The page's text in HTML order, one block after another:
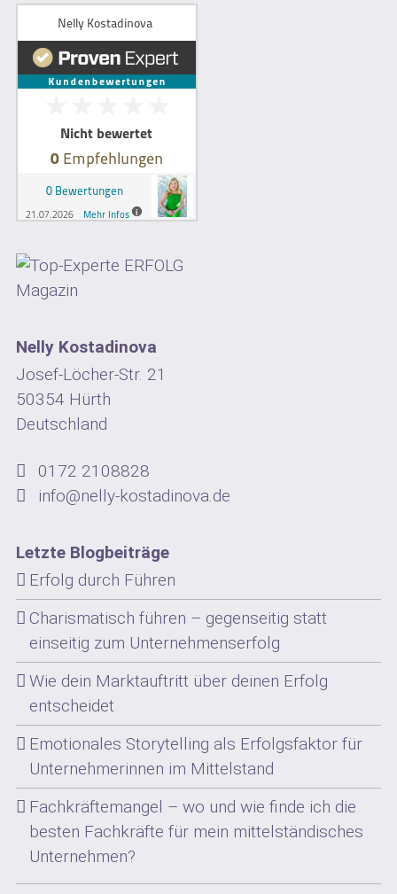
Nelly Kostadinova
Josef-Löcher-Str. 21
50354 Hürth
Deutschland
0172 2108828
info@nelly-kostadinova.de
Letzte Blogbeiträge
Erfolg durch Führen
Charismatisch führen – gegenseitig statt
einseitig zum Unternehmenserfolg
Wie dein Marktauftritt über deinen Erfolg
entscheidet
Emotionales Storytelling als Erfolgsfaktor für
Unternehmerinnen im Mittelstand
Fachkräftemangel – wo und wie finde ich die
besten Fachkräfte für mein mittelständisches
Unternehmen?